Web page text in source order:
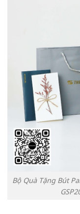
Bộ Quà Tặng Bút